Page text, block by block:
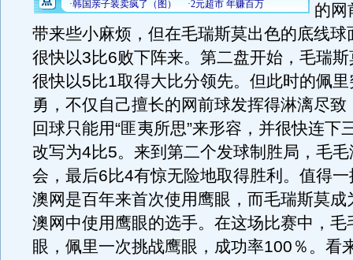
的网
带来些小麻烦，但在毛瑞斯莫出色的底线球
很快以3比6败下阵来。第二盘开始，毛瑞
很快以5比1取得大比分领先。但此时的佩
勇，不仅自己擅长的网前球发挥得淋漓尽致
回球只能用“匪夷所思”来形容，并很快连下
改写为4比5。来到第二个发球制胜局，毛
会，最后6比4有惊无险地取得胜利。值得
澳网是百年来首次使用鹰眼，而毛瑞斯莫成
澳网中使用鹰眼的选手。在这场比赛中，毛
眼，佩里一次挑战鹰眼，成功率100％。看